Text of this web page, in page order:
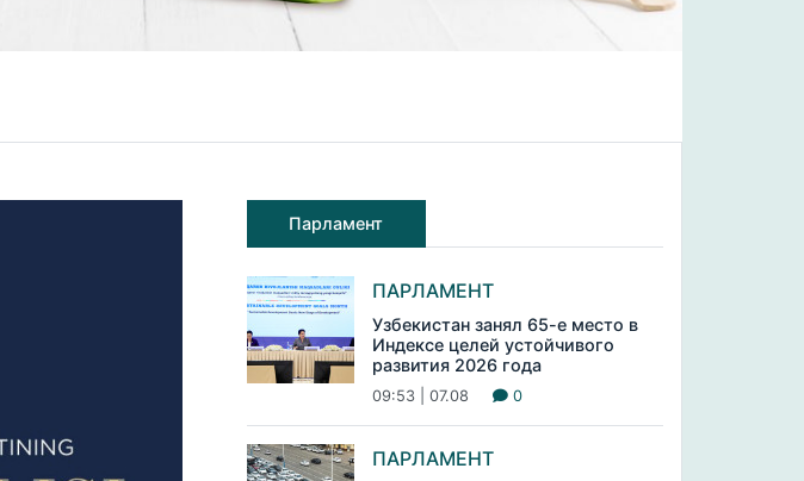
Парламент
ПАРЛАМЕНТ
Узбекистан занял 65-е место в
Индексе целей устойчивого
развития 2026 года
09:53 | 07.08 0
ПАРЛАМЕНТ